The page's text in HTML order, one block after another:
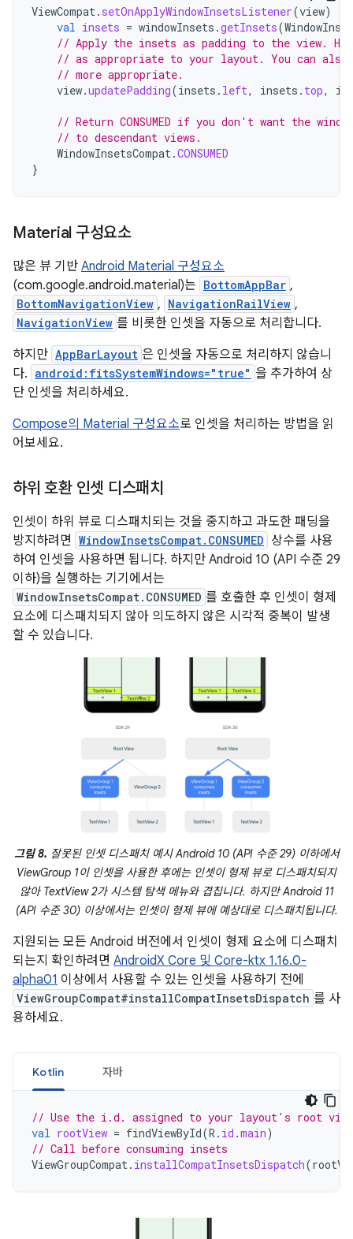
ViewCompat. setOnApplyWindowInsetsListener(view) {
val insets = windowInsets .getInsets(
// Apply the insets as padding to the view.
// as appropriate to your layout. You can
// more appropriate.
view.updatePadding(insets . left, insets . top,
// Return CONSUMED if you don't want the
// to descendant views.
WindowInsetsCompat.CONSUMED
}
Material 구성요소
많은 뷰 기반 Android Material 구성요소
(com.google.android.material)는 BottomAppBar ,
BottomNavigationView , NavigationRailView ,
NavigationView 를 비롯한 인셋을 자동으로 처리합니다.
하지만 AppBarLayout 은 인셋을 자동으로 처리하지 않습니
다. android:fitsSystemWindows="true" 을 추가하여 상
단 인셋을 처리하세요.
Compose의 Material 구성요소로 인셋을 처리하는 방법을 읽
어보세요.
하위 호환 인셋 디스패치
인셋이 하위 뷰로 디스패치되는 것을 중지하고 과도한 패딩을
방지하려면 WindowInsetsCompat.CONSUMED 상수를 사용
하여 인셋을 사용하면 됩니다. 하지만 Android 10 (API 수준 29
이하)을 실행하는 기기에서는
WindowInsetsCompat.CONSUMED 를 호출한 후 인셋이 형제
요소에 디스패치되지 않아 의도하지 않은 시각적 중복이 발생
할 수 있습니다.
그림 8. 잘못된 인셋 디스패치 예시 Android 10 (API 수준 29) 이하에서
ViewGroup 1이 인셋을 사용한 후에는 인셋이 형제 뷰로 디스패치되지
않아 TextView 2가 시스템 탐색 메뉴와 겹칩니다. 하지만 Android 11
(API 수준 30) 이상에서는 인셋이 형제 뷰에 예상대로 디스패치됩니다.
지원되는 모든 Android 버전에서 인셋이 형제 요소에 디스패치
되는지 확인하려면 AndroidX Core 및 Core-ktx 1.16.0-
alpha01 이상에서 사용할 수 있는 인셋을 사용하기 전에
ViewGroupCompat#installCompatInsetsDispatch 를 사
용하세요.
Kotlin 자바
// Use the i.d. assigned to your layout's root
val rootView = findViewById(R . id .main)
// Call before consuming insets
ViewGroupCompat. installCompatInsetsDispatch(